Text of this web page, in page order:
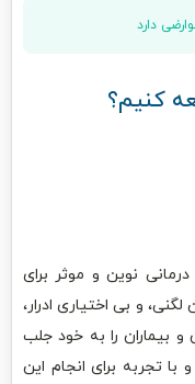
دارد
کنیم؟
نوین و موثر برای
و بی اختیاری ادرار،
بیماران را به خود جلب
تجربه برای انجام این